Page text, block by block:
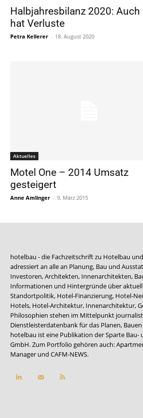
Halbjahresbilanz 2020: Auch
hat Verluste
Petra Kellerer - 18. August 2020
Aktuelles
Motel One – 2014 Umsatz
gesteigert
Anne Amlinger - 9. März 2015
hotelbau - die Fachzeitschrift zu Hotelbau
adressiert an alle an Planung, Bau und
Investoren, Architekten, Innenarchitekten,
Informationen und Hintergründe über
Standortpolitik, Hotel-Finanzierung, Hotel-
Hotels, Hotel-Architektur, Innenarchitektur,
Philosophien stehen im Mittelpunkt
Dienstleisterdatenbank für das Planen,
hotelbau ist eine Publikation der Sparte
GmbH. Zum Portfolio gehören auch:
Manager und CAFM-NEWS.